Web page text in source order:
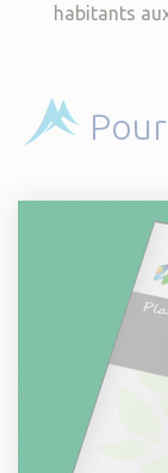
habitants